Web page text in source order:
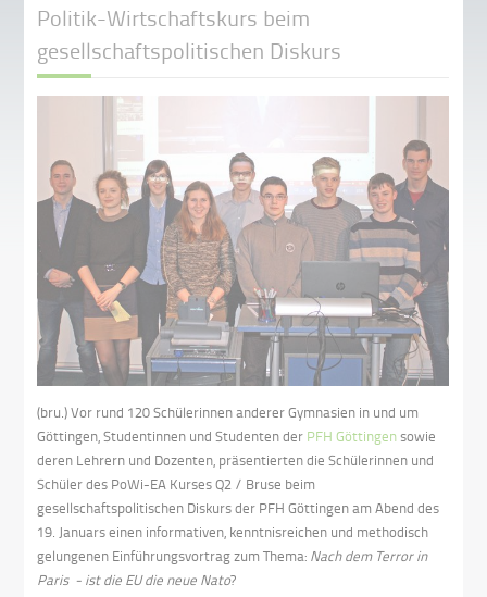
Politik-Wirtschaftskurs beim
gesellschaftspolitischen Diskurs
(bru.) Vor rund 120 Schülerinnen anderer Gymnasien in und um
Göttingen, Studentinnen und Studenten der PFH Göttingensowie
deren Lehrern und Dozenten, präsentierten die Schülerinnen und
Schüler des PoWi-EA Kurses Q2 / Bruse beim
gesellschaftspolitischen Diskurs der PFH Göttingen am Abend des
19. Januars einen informativen, kenntnisreichen und methodisch
gelungenen Einführungsvortrag zum Thema: Nach dem Terror in
Paris - ist die EU die neue Nato?